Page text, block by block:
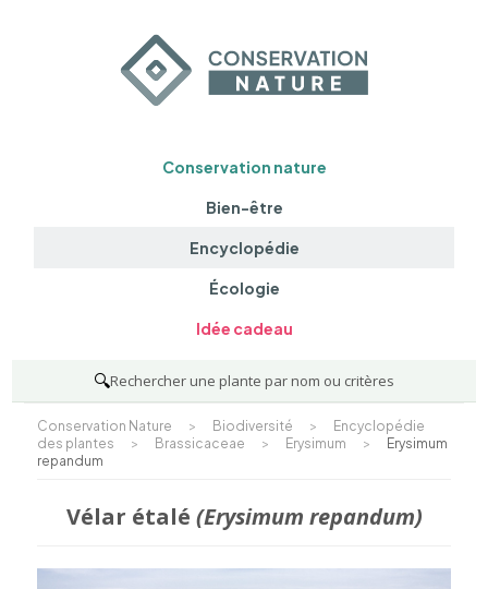
Conservation nature
Bien-être
Encyclopédie
Écologie
Idée cadeau
🔍Rechercher une plante par nom ou critères
Conservation Nature > Biodiversité >
Encyclopédie
des plantes
> Brassicaceae > Erysimum >
Erysimum
repandum
Vélar étalé (Erysimum repandum)